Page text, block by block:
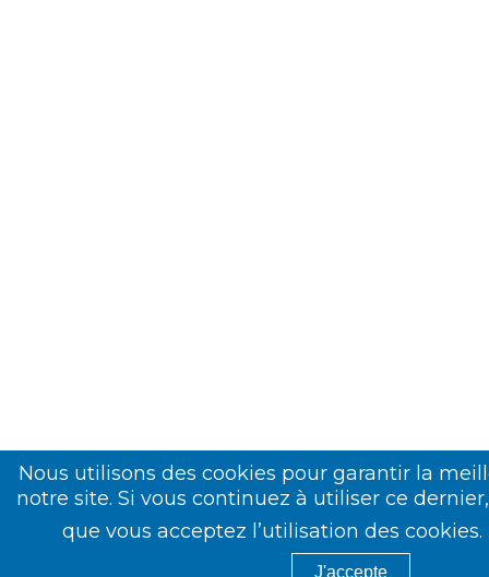
Nous utilisons des cookies pour garantir la
notre site. Si vous continuez à utiliser ce
que vous acceptez l’utilisation des cookies.
J'accepte